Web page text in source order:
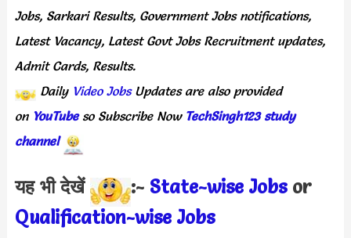
Jobs, Sarkari Results, Government Jobs notifications,
Latest Vacancy, Latest Govt Jobs Recruitment updates,
Admit Cards, Results.
Daily Video JobsUpdates are also provided
on YouTubeso Subscribe Now TechSingh123 study
channel
यह भी देखें :- State-wise Jobs or
Qualification-wise Jobs